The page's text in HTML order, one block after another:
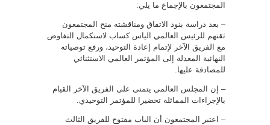
المجتمعون بالإجماع ما يلي:
– بعد دراسة بنود الاتفاق ومناقشته منح المجتمعون
ثقتهم للرئيس العالمي الياس كساب لاستكمال التفاوض
مع الفريق الآخر لإتمام إعادة التوحيد، ورفع توصياته
النهائية المعدلة إلى المؤتمر العالمي الاستثنائي
للمصادقة عليها.
– إن المجلس العالمي يتمنى على الفريق الآخر القيام
بالإجراءات المماثلة تحضيرا للمؤتمر التوحيدي.
– اعتبر المجتمعون أن الباب مفتوح للفريق الثالث